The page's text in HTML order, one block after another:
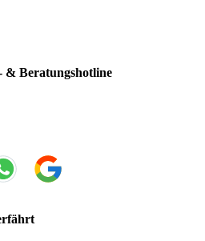
& Beratungshotline